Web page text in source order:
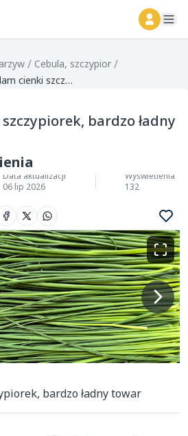
/ Cebula, szczypior /
Sprzedam cienki szczypiorek, bardzo ładny towar
bardzo ładny
Data aktualizacji
06 lip 2026
Wyświetlenia
132
bardzo ładny towar